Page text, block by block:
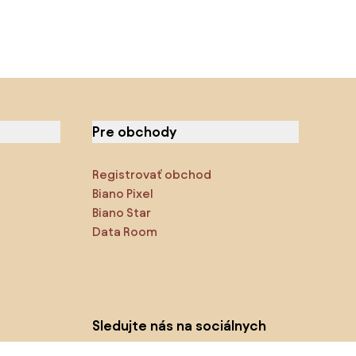
Pre obchody
Registrovať obchod
Biano Pixel
Biano Star
Data Room
Sledujte nás na sociálnych